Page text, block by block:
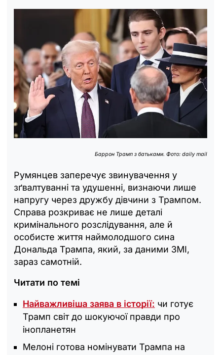
Баррон Трамп з батьками. Фото: daily mail
Румянцев заперечує звинувачення у
зґвалтуванні та удушенні, визнаючи лише
напругу через дружбу дівчини з Трампом.
Справа розкриває не лише деталі
кримінального розслідування, але й
особисте життя наймолодшого сина
Дональда Трампа, який, за даними ЗМІ,
зараз самотній.
Читати по темі
Найважливіша заява в історії: чи готує
Трамп світ до шокуючої правди про
інопланетян
Мелоні готова номінувати Трампа на